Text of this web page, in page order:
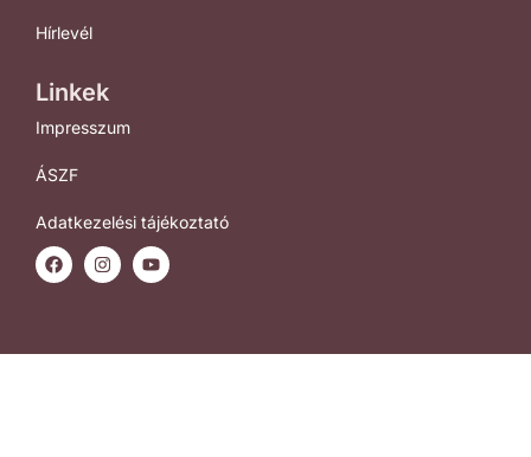
Hírlevél
Linkek
Impresszum
ÁSZF
Adatkezelési tájékoztató